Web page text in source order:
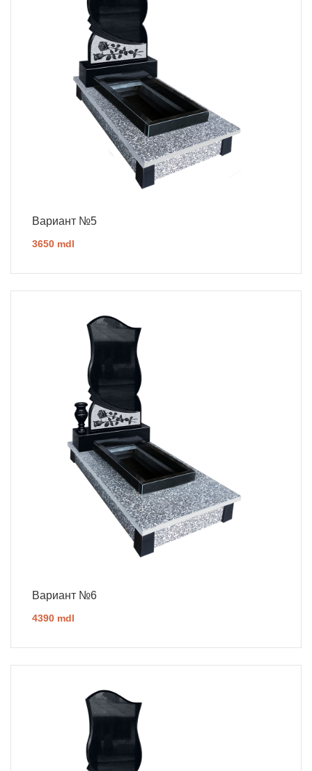
Вариант №5
3650 mdl
Вариант №6
4390 mdl